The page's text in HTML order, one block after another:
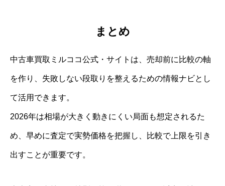
まとめ
中古車買取ミルココ公式・サイトは、売却前に比較の軸
を作り、失敗しない段取りを整えるための情報ナビとし
て活用できます。
2026年は相場が大きく動きにくい局面も想定されるた
め、早めに査定で実勢価格を把握し、比較で上限を引き
出すことが重要です。